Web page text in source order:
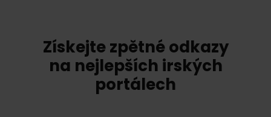
Získejte zpětné odkazy
na nejlepších irských
portálech